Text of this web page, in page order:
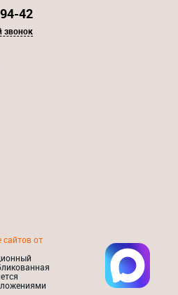
42
звонок
от